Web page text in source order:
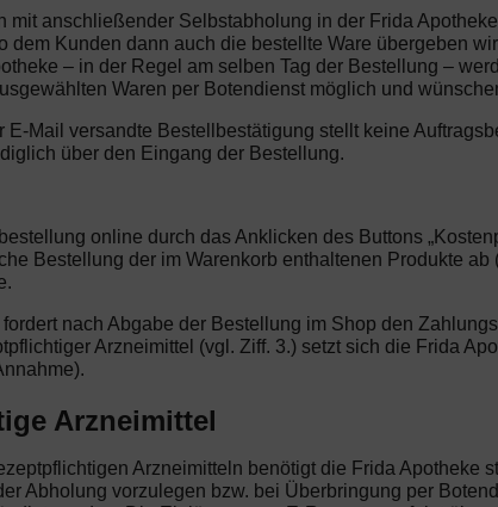
mit anschließender Selbstabholung in der Frida
dem Kunden dann auch die bestellte Ware übergeben
– in der Regel am selben Tag der Bestellung –
Waren per Botendienst möglich und
E-Mail versandte Bestellbestätigung stellt keine
über den Eingang der Bestellung.
online durch das Anklicken des Buttons
Bestellung der im Warenkorb enthaltenen Produkte
nach Abgabe der Bestellung im Shop den
Arzneimittel (vgl. Ziff. 3.) setzt sich die Frida
Arzneimittel
Arzneimitteln benötigt die Frida
Abholung vorzulegen bzw. bei Überbringung per